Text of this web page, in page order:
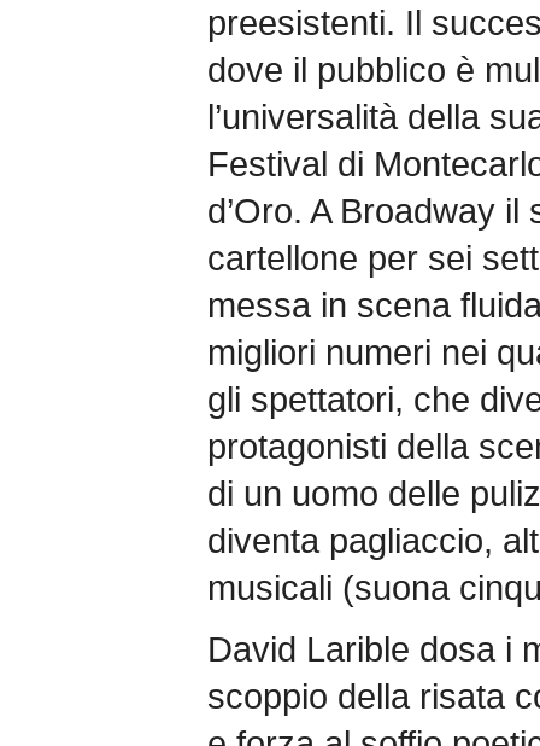
preesistenti. Il
dove il pubblico è
l’universalità della
Festival di
d’Oro. A Broadway
cartellone per sei
messa in scena
migliori numeri nei
gli spettatori, che
protagonisti della
di un uomo delle
diventa pagliaccio,
musicali (suona
David Larible dosa i
scoppio della risata